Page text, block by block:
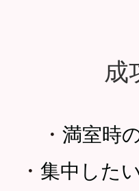
成
・ 満室時
・ 集中した